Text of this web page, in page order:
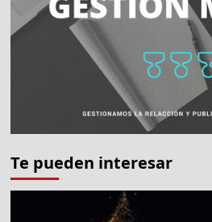
Te pueden interesar